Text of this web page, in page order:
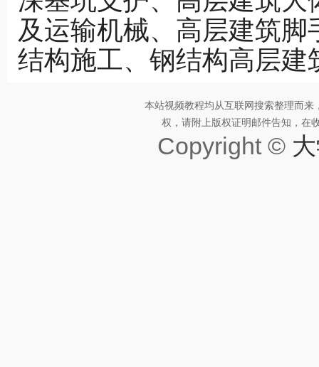
及运输机械、高层建筑
结构施工、钢结构高层建
本站视频教程均从互联网搜索整理而
权，请附上版权证明邮件告知，在
Copyright ©